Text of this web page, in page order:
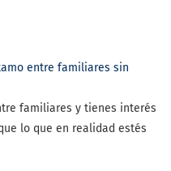
entre familiares sin
familiares y tienes interés
lo que en realidad estés